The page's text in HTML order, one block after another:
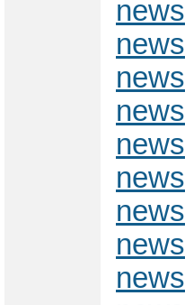
news
news
news
news
news
news
news
news
news